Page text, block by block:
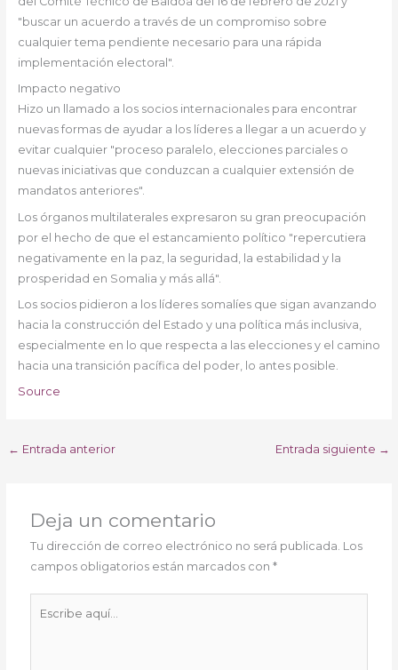
"buscar un acuerdo a través de un compromiso sobre
cualquier tema pendiente necesario para una rápida
implementación electoral".
Impacto negativo
Hizo un llamado a los socios internacionales para encontrar
nuevas formas de ayudar a los líderes a llegar a un acuerdo y
evitar cualquier "proceso paralelo, elecciones parciales o
nuevas iniciativas que conduzcan a cualquier extensión de
mandatos anteriores".
Los órganos multilaterales expresaron su gran preocupación
por el hecho de que el estancamiento político "repercutiera
negativamente en la paz, la seguridad, la estabilidad y la
prosperidad en Somalia y más allá".
Los socios pidieron a los líderes somalíes que sigan avanzando
hacia la construcción del Estado y una política más inclusiva,
especialmente en lo que respecta a las elecciones y el camino
hacia una transición pacífica del poder, lo antes posible.
Source
← Entrada anterior Entrada siguiente →
Deja un comentario
Tu dirección de correo electrónico no será publicada. Los
campos obligatorios están marcados con*